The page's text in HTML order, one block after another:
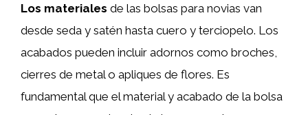
Los materiales de las bolsas para novias van
desde seda y satén hasta cuero y terciopelo. Los
acabados pueden incluir adornos como broches,
cierres de metal o apliques de flores. Es
fundamental que el material y acabado de la bolsa